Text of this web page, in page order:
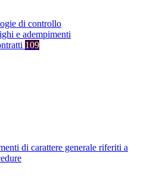
di controllo
e adempimenti
109
di carattere generale riferiti a